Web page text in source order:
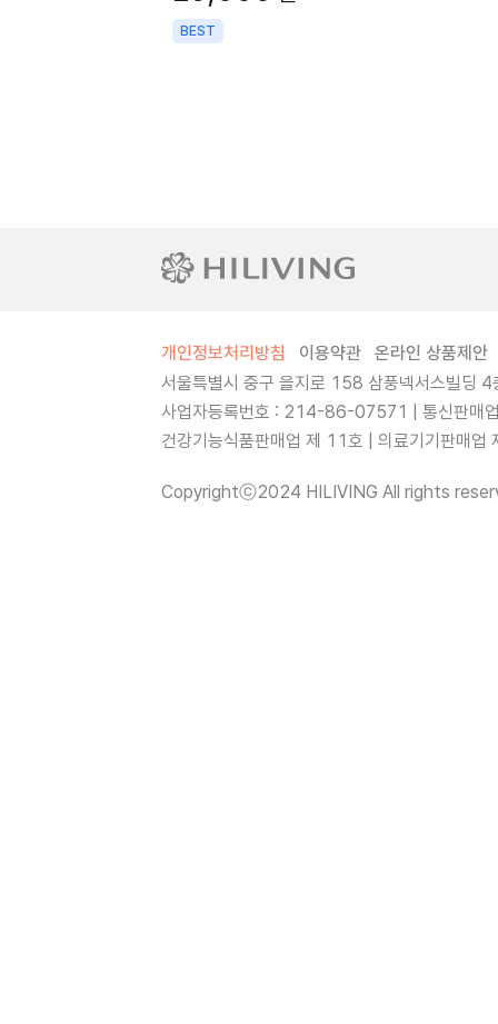
BEST
개인정보처리방침 이용약관
온라인 상품제안
서울특별시 중구 을지로 158 삼풍넥서스빌딩
사업자등록번호 : 214-86-07571 | 통신판매
건강기능식품판매업 제 11호 | 의료기기판매
Copyrightⓒ2024 HILIVING All rights